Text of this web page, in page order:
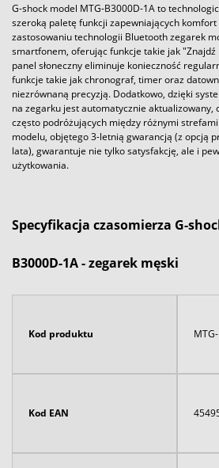
G-shock model MTG-B3000D-1A to
szeroką paletę funkcji zapewniających komfort
zastosowaniu technologii Bluetooth zegarek
smartfonem, oferując funkcje takie jak
panel słoneczny eliminuje konieczność
funkcje takie jak chronograf, timer oraz
niezrównaną precyzją. Dodatkowo, dzięki
na zegarku jest automatycznie aktualizowany,
często podróżujących między różnymi
modelu, objętego 3-letnią gwarancją (z opcją
lata), gwarantuje nie tylko satysfakcję, ale i
użytkowania.
Specyfikacja czasomierza G-
B3000D-1A - zegarek męski
Kod produktu
Kod EAN